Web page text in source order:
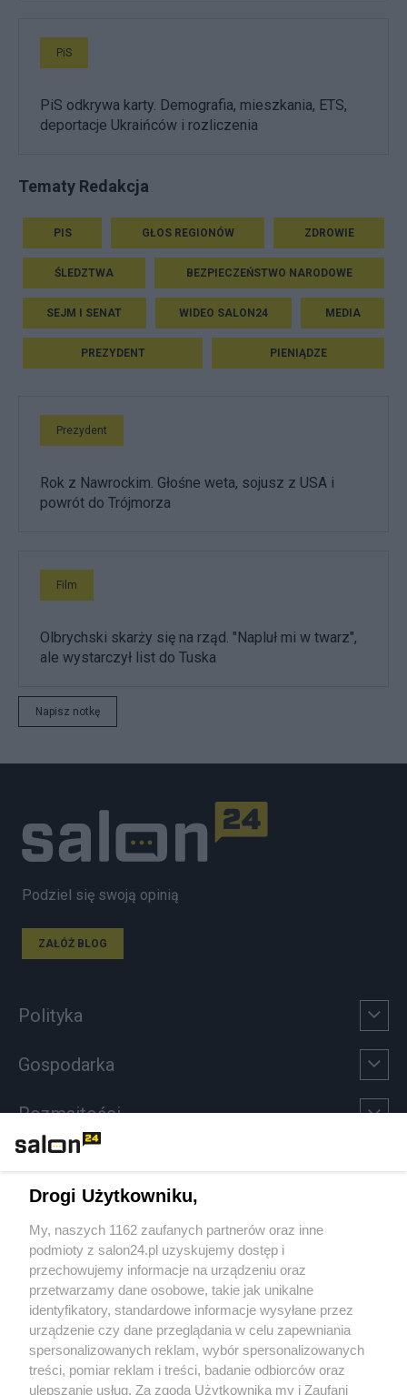
PiS
PiS odkrywa karty. Demografia, mieszkania, ETS,
deportacje Ukraińców i rozliczenia
Tematy Redakcja
PIS GŁOS REGIONÓW ZDROWIE
ŚLEDZTWA BEZPIECZEŃSTWO NARODOWE
SEJM I SENAT WIDEO SALON24 MEDIA
PREZYDENT PIENIĄDZE
Prezydent
Rok z Nawrockim. Głośne weta, sojusz z USA i
powrót do Trójmorza
Film
Olbrychski skarży się na rząd. "Napluł mi w twarz",
ale wystarczył list do Tuska
Napisz notkę
Podziel się swoją opinią
ZAŁÓŻ BLOG
Polityka
Gospodarka
Rozmaitości
Sport
Społeczeństwo
Kultura
Drogi Użytkowniku,
My, naszych 1162 zaufanych partnerów oraz inne
podmioty z salon24.pl uzyskujemy dostęp i
przechowujemy informacje na urządzeniu oraz
przetwarzamy dane osobowe, takie jak unikalne
identyfikatory, standardowe informacje wysyłane przez
urządzenie czy dane przeglądania w celu zapewniania
spersonalizowanych reklam, wybór spersonalizowanych
treści, pomiar reklam i treści, badanie odbiorców oraz
ulepszanie usług. Za zgodą Użytkownika my i Zaufani